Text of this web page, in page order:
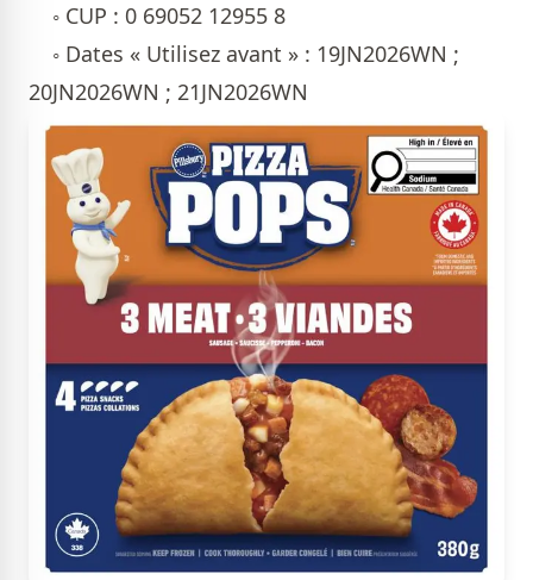
◦ CUP : 0 69052 12955 8
◦ Dates « Utilisez avant » : 19JN2026WN ;
20JN2026WN ; 21JN2026WN